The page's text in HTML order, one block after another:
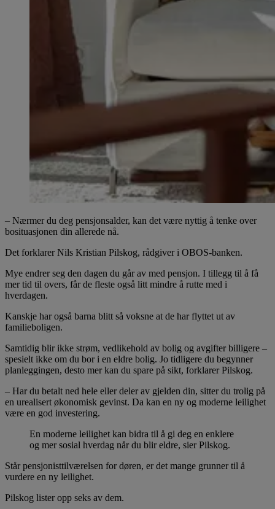
– Nærmer du deg pensjonsalder, kan det være nyttig å tenke over
bosituasjonen din allerede nå.
Det forklarer Nils Kristian Pilskog, rådgiver i OBOS-banken.
Mye endrer seg den dagen du går av med pensjon. I tillegg til å få
mer tid til overs, får de fleste også litt mindre å rutte med i
hverdagen.
Kanskje har også barna blitt så voksne at de har flyttet ut av
familieboligen.
Samtidig blir ikke strøm, vedlikehold av bolig og avgifter billigere –
spesielt ikke om du bor i en eldre bolig. Jo tidligere du begynner
planleggingen, desto mer kan du spare på sikt, forklarer Pilskog.
– Har du betalt ned hele eller deler av gjelden din, sitter du trolig på
en urealisert økonomisk gevinst. Da kan en ny og moderne leilighet
være en god investering.
En moderne leilighet kan bidra til å gi deg en enklere
og mer sosial hverdag når du blir eldre, sier Pilskog.
Står pensjonisttilværelsen for døren, er det mange grunner til å
vurdere en ny leilighet.
Pilskog lister opp seks av dem.